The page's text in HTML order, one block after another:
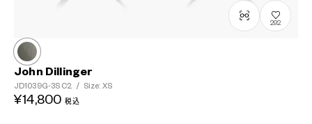
292
John Dillinger
JD1039G-3S C2 / Size: XS
¥14,800 税込